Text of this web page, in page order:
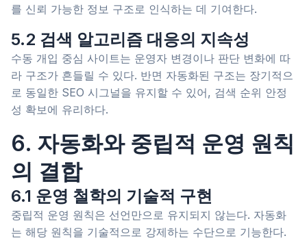
를 신뢰 가능한 정보 구조로 인식하는 데 기여한다.
5.2 검색 알고리즘 대응의 지속성
수동 개입 중심 사이트는 운영자 변경이나 판단 변화에 따
라 구조가 흔들릴 수 있다. 반면 자동화된 구조는 장기적으
로 동일한 SEO 시그널을 유지할 수 있어, 검색 순위 안정
성 확보에 유리하다.
6. 자동화와 중립적 운영 원칙
의 결합
6.1 운영 철학의 기술적 구현
중립적 운영 원칙은 선언만으로 유지되지 않는다. 자동화
는 해당 원칙을 기술적으로 강제하는 수단으로 기능한다.